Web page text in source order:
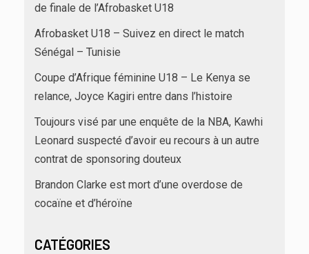
de finale de l’Afrobasket U18
Afrobasket U18 – Suivez en direct le match
Sénégal – Tunisie
Coupe d’Afrique féminine U18 – Le Kenya se
relance, Joyce Kagiri entre dans l’histoire
Toujours visé par une enquête de la NBA, Kawhi
Leonard suspecté d’avoir eu recours à un autre
contrat de sponsoring douteux
Brandon Clarke est mort d’une overdose de
cocaïne et d’héroïne
CATÉGORIES